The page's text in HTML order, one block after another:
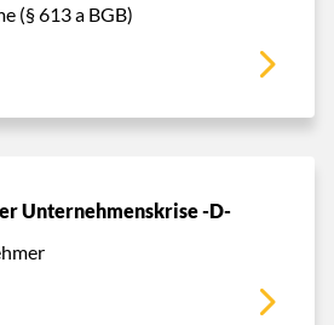
(§ 613 a BGB)
Unternehmenskrise -D-